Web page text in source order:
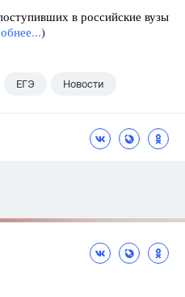
в российские вузы
)
ЕГЭ Новости